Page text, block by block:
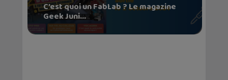
C’est quoi un FabLab ? Le magazine
Geek Juni...